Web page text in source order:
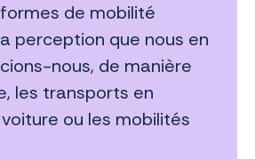
de mobilité
perception que nous en
nous, de manière
les transports en
ou les mobilités